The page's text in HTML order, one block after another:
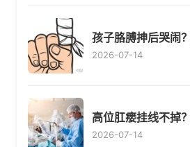
孩子胳膊抻后哭闹
2026-07-14
高位肛瘘挂线不掉
2026-07-14